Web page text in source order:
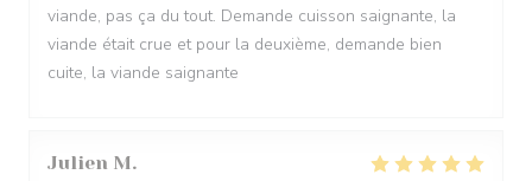
viande, pas ça du tout. Demande cuisson saignante, la
viande était crue et pour la deuxième, demande bien
cuite, la viande saignante
Julien M